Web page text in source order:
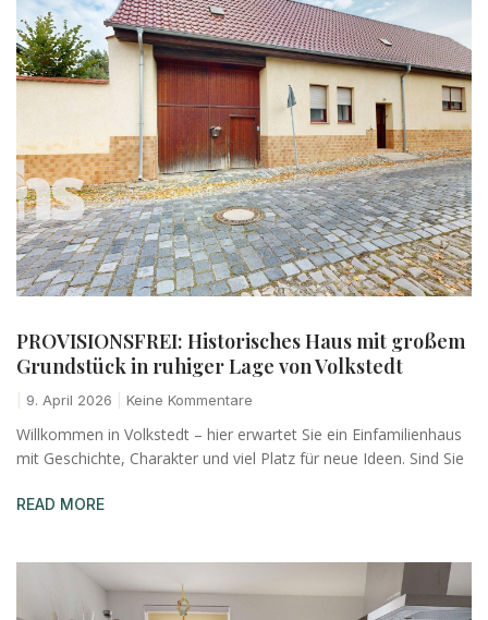
PROVISIONSFREI: Historisches Haus mit großem
Grundstück in ruhiger Lage von Volkstedt
9. April 2026 Keine Kommentare
Willkommen in Volkstedt – hier erwartet Sie ein Einfamilienhaus
mit Geschichte, Charakter und viel Platz für neue Ideen. Sind Sie
READ MORE